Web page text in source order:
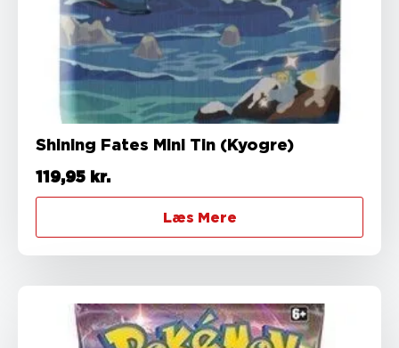
Shining Fates Mini Tin (Kyogre)
119,95 kr.
Læs Mere